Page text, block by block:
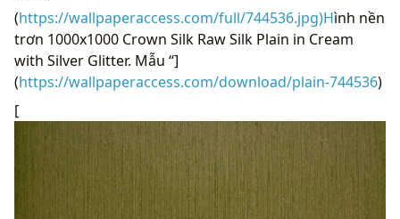
(https://wallpaperaccess.com/full/744536.jpg)Hình nền
trơn 1000x1000 Crown Silk Raw Silk Plain in Cream
with Silver Glitter. Mẫu “]
(https://wallpaperaccess.com/download/plain-744536)
[